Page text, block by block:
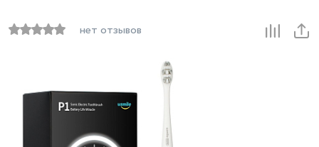
нет отзывов